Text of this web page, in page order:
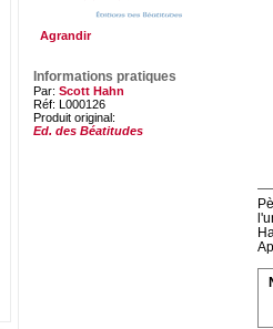
Agrandir
Informations pratiques
Par: Scott Hahn
Réf: L000126
Produit original:
Ed. des Béatitudes